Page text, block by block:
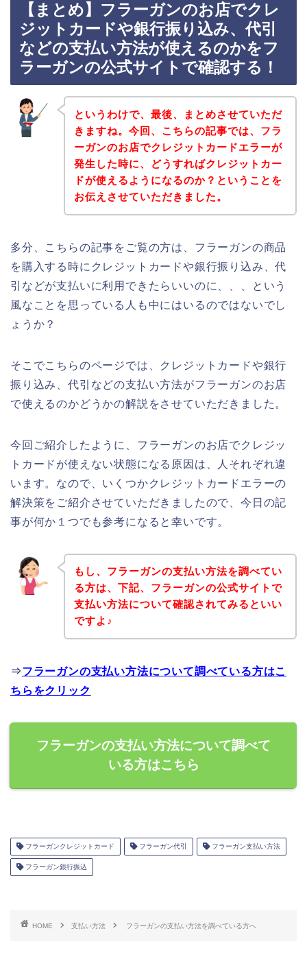
【まとめ】フラーガンのお店でクレ
ジットカードや銀行振り込み、代引
などの支払い方法が使えるのかをフ
ラーガンの公式サイトで確認する！
というわけで、最後、まとめさせていただ
きますね。今回、こちらの記事では、フラ
ーガンのお店でクレジットカードエラーが
発生した時に、どうすればクレジットカー
ドが使えるようになるのか？ということを
お伝えさせていただきました。
多分、こちらの記事をご覧の方は、フラーガンの商品
を購入する時にクレジットカードや銀行振り込み、代
引などが支払いに利用できたらいいのに、、、という
風なことを思っている人も中にはいるのではないでし
ょうか？
そこでこちらのページでは、クレジットカードや銀行
振り込み、代引などの支払い方法がフラーガンのお店
で使えるのかどうかの解説をさせていただきました。
今回ご紹介したように、フラーガンのお店でクレジッ
トカードが使えない状態になる原因は、人それぞれ違
います。なので、いくつかクレジットカードエラーの
解決策をご紹介させていただきましたので、今日の記
事が何か１つでも参考になると幸いです。
もし、フラーガンの支払い方法を調べてい
る方は、下記、フラーガンの公式サイトで
支払い方法について確認されてみるといい
ですよ♪
⇒フラーガンの支払い方法について調べている方はこ
ちらをクリック
フラーガンの支払い方法について調べて
いる方はこちら
フラーガンクレジットカード フラーガン代引 フラーガン支払い方法
フラーガン銀行振込
HOME 支払い方法 フラーガンの支払い方法を調べている方へ